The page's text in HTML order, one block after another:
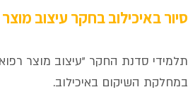
סיור באיכילוב בחקר עיצוב מוצר
תלמידי סדנת החקר "עיצוב מוצר
במחלקת השיקום באיכילוב.